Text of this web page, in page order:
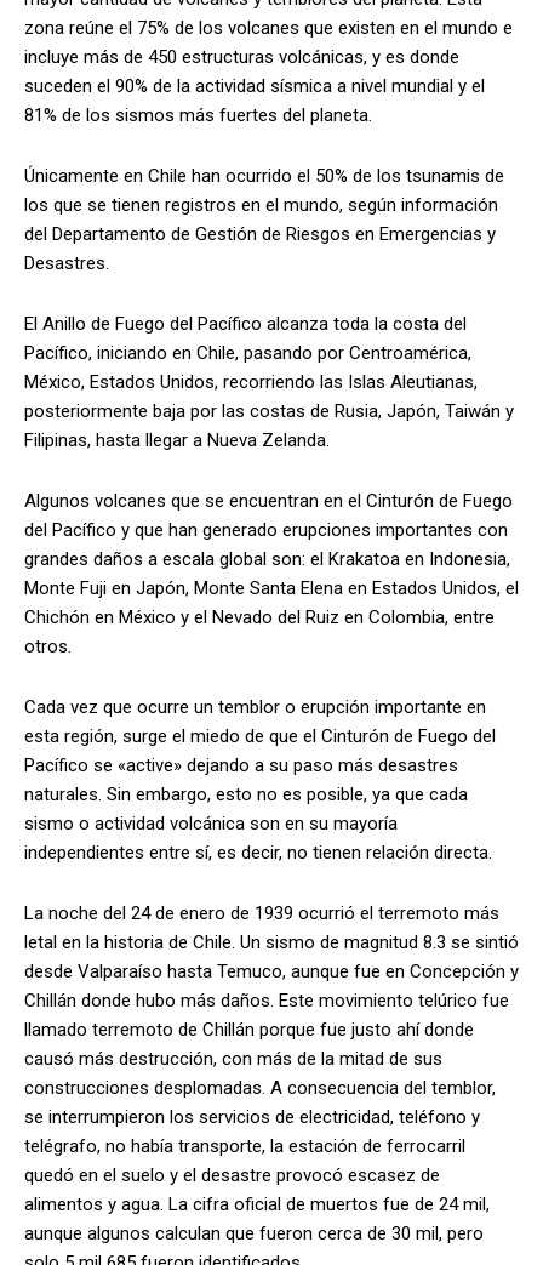
zona reúne el 75% de los volcanes que existen en el mundo e
incluye más de 450 estructuras volcánicas, y es donde
suceden el 90% de la actividad sísmica a nivel mundial y el
81% de los sismos más fuertes del planeta.
Únicamente en Chile han ocurrido el 50% de los tsunamis de
los que se tienen registros en el mundo, según información
del Departamento de Gestión de Riesgos en Emergencias y
Desastres.
El Anillo de Fuego del Pacífico alcanza toda la costa del
Pacífico, iniciando en Chile, pasando por Centroamérica,
México, Estados Unidos, recorriendo las Islas Aleutianas,
posteriormente baja por las costas de Rusia, Japón, Taiwán y
Filipinas, hasta llegar a Nueva Zelanda.
Algunos volcanes que se encuentran en el Cinturón de Fuego
del Pacífico y que han generado erupciones importantes con
grandes daños a escala global son: el Krakatoa en Indonesia,
Monte Fuji en Japón, Monte Santa Elena en Estados Unidos, el
Chichón en México y el Nevado del Ruiz en Colombia, entre
otros.
Cada vez que ocurre un temblor o erupción importante en
esta región, surge el miedo de que el Cinturón de Fuego del
Pacífico se «active» dejando a su paso más desastres
naturales. Sin embargo, esto no es posible, ya que cada
sismo o actividad volcánica son en su mayoría
independientes entre sí, es decir, no tienen relación directa.
La noche del 24 de enero de 1939 ocurrió el terremoto más
letal en la historia de Chile. Un sismo de magnitud 8.3 se sintió
desde Valparaíso hasta Temuco, aunque fue en Concepción y
Chillán donde hubo más daños. Este movimiento telúrico fue
llamado terremoto de Chillán porque fue justo ahí donde
causó más destrucción, con más de la mitad de sus
construcciones desplomadas. A consecuencia del temblor,
se interrumpieron los servicios de electricidad, teléfono y
telégrafo, no había transporte, la estación de ferrocarril
quedó en el suelo y el desastre provocó escasez de
alimentos y agua. La cifra oficial de muertos fue de 24 mil,
aunque algunos calculan que fueron cerca de 30 mil, pero